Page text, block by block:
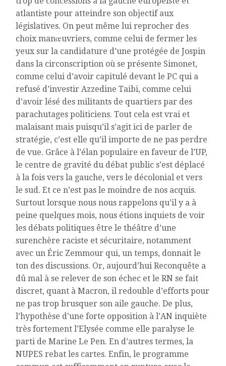
atlantiste pour atteindre son objectif aux
législatives. On peut même lui reprocher des
choix manœuvriers, comme celui de fermer les
yeux sur la candidature d’une protégée de Jospin
dans la circonscription où se présente Simonet,
comme celui d’avoir capitulé devant le PC qui a
refusé d’investir Azzedine Taibi, comme celui
d’avoir lésé des militants de quartiers par des
parachutages politiciens. Tout cela est vrai et
malaisant mais puisqu’il s’agit ici de parler de
stratégie, c’est elle qu’il importe de ne pas perdre
de vue. Grâce à l’élan populaire en faveur de l’UP,
le centre de gravité du débat public s’est déplacé
à la fois vers la gauche, vers le décolonial et vers
le sud. Et ce n’est pas le moindre de nos acquis.
Surtout lorsque nous nous rappelons qu’il y a à
peine quelques mois, nous étions inquiets de voir
les débats politiques être le théâtre d’une
surenchère raciste et sécuritaire, notamment
avec un Éric Zemmour qui, un temps, donnait le
ton des discussions. Or, aujourd’hui Reconquête a
dû mal à se relever de son échec et le RN se fait
discret, quant à Macron, il redouble d’efforts pour
ne pas trop brusquer son aile gauche. De plus,
l’hypothèse d’une forte opposition à l’AN inquiète
très fortement l’Elysée comme elle paralyse le
parti de Marine Le Pen. En d’autres termes, la
NUPES rebat les cartes. Enfin, le programme